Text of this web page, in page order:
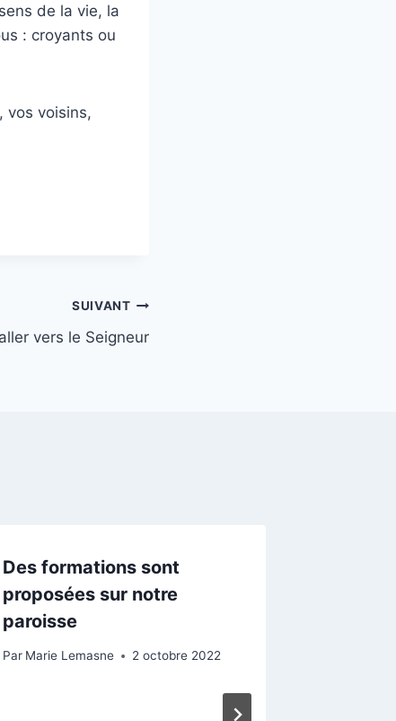
de la vie, la
: croyants ou
vos voisins,
SUIVANT
vers le Seigneur
Des formations sont
proposées sur notre
paroisse
Par Marie Lemasne 2 octobre 2022